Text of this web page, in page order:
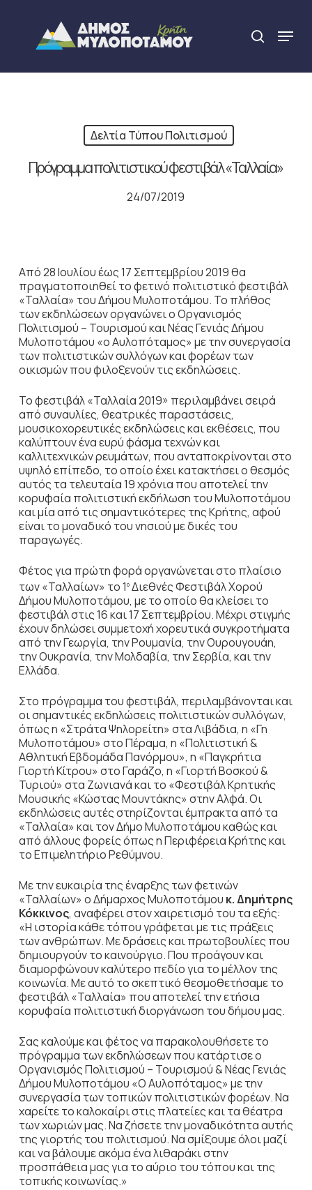
content
search
Menu
Δελτία Τύπου Πολιτισμού
Πρόγραμμα πολιτιστικού φεστιβάλ «Ταλλαία»
24/07/2019
Από 28 Ιουλίου έως 17 Σεπτεμβρίου 2019 θα
πραγματοποιηθεί το φετινό πολιτιστικό φεστιβάλ
«Ταλλαία» του Δήμου Μυλοποτάμου. Το πλήθος
των εκδηλώσεων οργανώνει ο Οργανισμός
Πολιτισμού – Τουρισμού και Νέας Γενιάς Δήμου
Μυλοποτάμου «ο Αυλοπόταμος» με την συνεργασία
των πολιτιστικών συλλόγων και φορέων των
οικισμών που φιλοξενούν τις εκδηλώσεις.
Το φεστιβάλ «Ταλλαία 2019» περιλαμβάνει σειρά
από συναυλίες, θεατρικές παραστάσεις,
μουσικοχορευτικές εκδηλώσεις και εκθέσεις, που
καλύπτουν ένα ευρύ φάσμα τεχνών και
καλλιτεχνικών ρευμάτων, που ανταποκρίνονται στο
υψηλό επίπεδο, το οποίο έχει κατακτήσει ο θεσμός
αυτός τα τελευταία 19 χρόνια που αποτελεί την
κορυφαία πολιτιστική εκδήλωση του Μυλοποτάμου
και μία από τις σημαντικότερες της Κρήτης, αφού
είναι το μοναδικό του νησιού με δικές του
παραγωγές.
Φέτος για πρώτη φορά οργανώνεται στο πλαίσιο
των «Ταλλαίων» το 1οΔιεθνές Φεστιβάλ Χορού
Δήμου Μυλοποτάμου, με το οποίο θα κλείσει το
φεστιβάλ στις 16 και 17 Σεπτεμβρίου. Μέχρι στιγμής
έχουν δηλώσει συμμετοχή χορευτικά συγκροτήματα
από την Γεωργία, την Ρουμανία, την Ουρουγουάη,
την Ουκρανία, την Μολδαβία, την Σερβία, και την
Ελλάδα.
Στο πρόγραμμα του φεστιβάλ, περιλαμβάνονται και
οι σημαντικές εκδηλώσεις πολιτιστικών συλλόγων,
όπως η «Στράτα Ψηλορείτη» στα Λιβάδια, η «Γη
Μυλοποτάμου» στο Πέραμα, η «Πολιτιστική &
Αθλητική Εβδομάδα Πανόρμου», η «Παγκρήτια
Γιορτή Κίτρου» στο Γαράζο, η «Γιορτή Βοσκού &
Τυριού» στα Ζωνιανά και το «Φεστιβάλ Κρητικής
Μουσικής «Κώστας Μουντάκης» στην Αλφά. Οι
εκδηλώσεις αυτές στηρίζονται έμπρακτα από τα
«Ταλλαία» και τον Δήμο Μυλοποτάμου καθώς και
από άλλους φορείς όπως η Περιφέρεια Κρήτης και
το Επιμελητήριο Ρεθύμνου.
Με την ευκαιρία της έναρξης των φετινών
«Ταλλαίων» ο Δήμαρχος Μυλοποτάμου κ. Δημήτρης
Κόκκινος, αναφέρει στον χαιρετισμό του τα εξής:
«Η ιστορία κάθε τόπου γράφεται με τις πράξεις
των ανθρώπων. Με δράσεις και πρωτοβουλίες που
δημιουργούν το καινούργιο. Που προάγουν και
διαμορφώνουν καλύτερο πεδίο για το μέλλον της
κοινωνία. Με αυτό το σκεπτικό θεσμοθετήσαμε το
φεστιβάλ «Ταλλαία» που αποτελεί την ετήσια
κορυφαία πολιτιστική διοργάνωση του δήμου μας.
Σας καλούμε και φέτος να παρακολουθήσετε το
πρόγραμμα των εκδηλώσεων που κατάρτισε ο
Οργανισμός Πολιτισμού – Τουρισμού & Νέας Γενιάς
Δήμου Μυλοποτάμου «Ο Αυλοπόταμος» με την
συνεργασία των τοπικών πολιτιστικών φορέων. Να
χαρείτε το καλοκαίρι στις πλατείες και τα θέατρα
των χωριών μας. Να ζήσετε την μοναδικότητα αυτής
της γιορτής του πολιτισμού. Να σμίξουμε όλοι μαζί
και να βάλουμε ακόμα ένα λιθαράκι στην
προσπάθεια μας για το αύριο του τόπου και της
τοπικής κοινωνίας.»
Close